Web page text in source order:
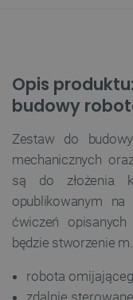
Opis
budowy
Zestaw do
mechanicznych
są do złożenia
opublikowanym na
ćwiczeń
będzie stworzenie
robota